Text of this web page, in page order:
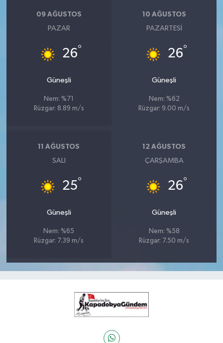
09 AĞUSTOS
PAZAR
26°
Güneşli
Nem: %71
Rüzgar: 8.89 m/s
10 AĞUSTOS
PAZARTESI
26°
Güneşli
Nem: %62
Rüzgar: 9.00 m/s
11 AĞUSTOS
SALI
25°
Güneşli
Nem: %65
Rüzgar: 7.39 m/s
12 AĞUSTOS
ÇARŞAMBA
26°
Güneşli
Nem: %58
Rüzgar: 7.50 m/s